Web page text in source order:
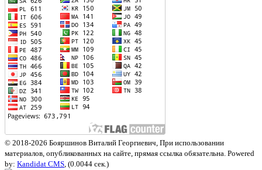
© 2018-2026 Бояршинов Виталий Георгиевич, При использовании
материалов, опубликованных на сайте, прямая ссылка обязательна. Powered
by: Kandidat CMS , (0.0044 сек.)